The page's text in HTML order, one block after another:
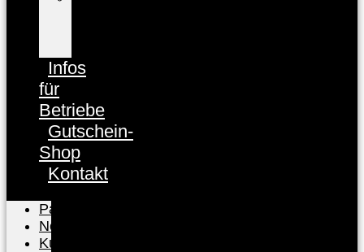
Infos
für
Betriebe
Gutschein-
Shop
Kontakt
Partnerübersicht
News
Kunden